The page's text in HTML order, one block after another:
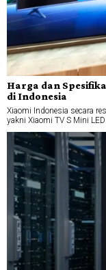
Harga dan
di Indonesia
Xiaomi Indonesia secara
yakni Xiaomi TV S Mini